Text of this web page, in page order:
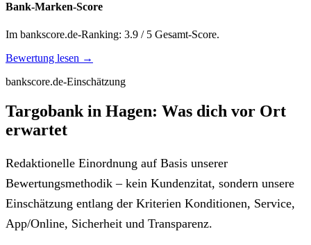
Bank-Marken-Score
Im bankscore.de-Ranking: 3.9 / 5 Gesamt-Score.
Bewertung lesen →
bankscore.de-Einschätzung
Targobank in Hagen: Was dich vor Ort
erwartet
Redaktionelle Einordnung auf Basis unserer
Bewertungsmethodik – kein Kundenzitat, sondern unsere
Einschätzung entlang der Kriterien Konditionen, Service,
App/Online, Sicherheit und Transparenz.